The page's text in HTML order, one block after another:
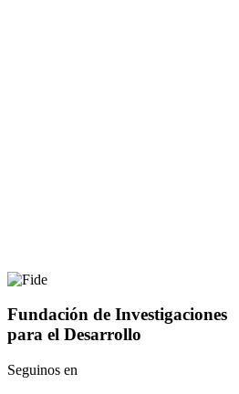
Fundación de Investigaciones
para el Desarrollo
Seguinos en